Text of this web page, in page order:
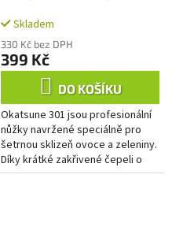
Skladem
330 Kč bez DPH
399 Kč
DO KOŠÍKU
Okatsune 301 jsou profesionální
nůžky navržené speciálně pro
šetrnou sklizeň ovoce a zeleniny.
Díky krátké zakřivené čepeli o
délce 25 mm umožňují práci i ve